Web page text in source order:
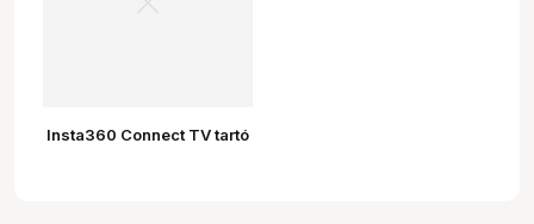
Insta360 Connect TV tartó